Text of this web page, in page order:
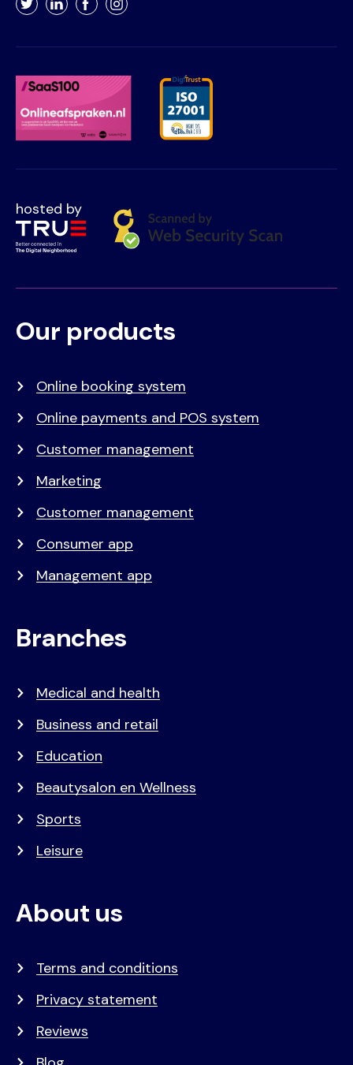
TwitterLinkedInFacebookInstagram
hosted by
Voet
Primair
Our products
Online booking system
Online payments and POS system
Customer management
Marketing
Customer management
Consumer app
Management app
Branches
Medical and health
Business and retail
Education
Beautysalon en Wellness
Sports
Leisure
About us
Terms and conditions
Privacy statement
Reviews